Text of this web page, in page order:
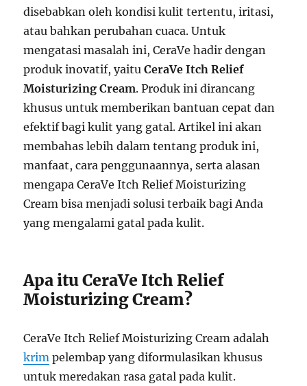
disebabkan oleh kondisi kulit tertentu, iritasi,
atau bahkan perubahan cuaca. Untuk
mengatasi masalah ini, CeraVe hadir dengan
produk inovatif, yaituCeraVe Itch Relief
Moisturizing Cream. Produk ini dirancang
khusus untuk memberikan bantuan cepat dan
efektif bagi kulit yang gatal. Artikel ini akan
membahas lebih dalam tentang produk ini,
manfaat, cara penggunaannya, serta alasan
mengapa CeraVe Itch Relief Moisturizing
Cream bisa menjadi solusi terbaik bagi Anda
yang mengalami gatal pada kulit.
Apa itu CeraVe Itch Relief
Moisturizing Cream?
CeraVe Itch Relief Moisturizing Cream adalah
krim pelembap yang diformulasikan khusus
untuk meredakan rasa gatal pada kulit.